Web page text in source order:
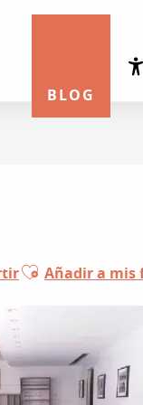
BLOG
Ajouter aux
Añadir a mis